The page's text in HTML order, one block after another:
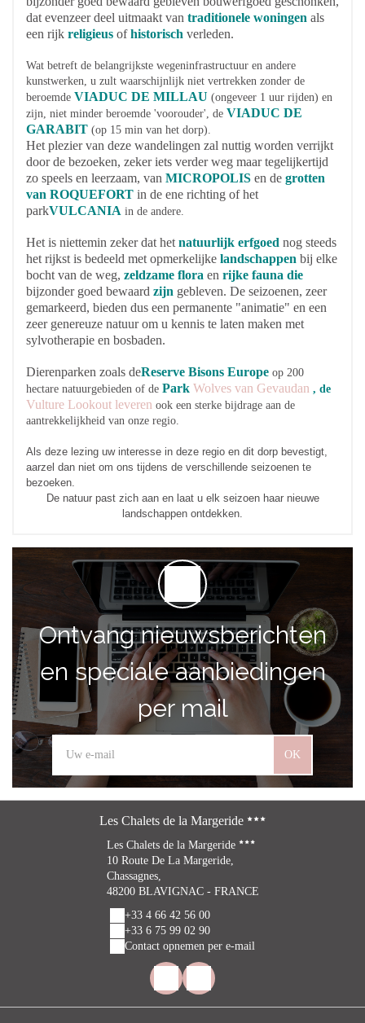
dat evenzeer deel uitmaakt van traditionele woningen als
een rijk religieus ofhistorisch verleden.
Wat betreft de belangrijkste wegeninfrastructuur en andere
kunstwerken, u zult waarschijnlijk niet vertrekken zonder de
beroemde VIADUC DE MILLAU (ongeveer 1 uur rijden) en
zijn, niet minder beroemde 'voorouder', de VIADUC DE
GARABIT (op 15 min van het dorp).
Het plezier van deze wandelingen zal nuttig worden verrijkt
door de bezoeken, zeker iets verder weg maar tegelijkertijd
zo speels en leerzaam, van MICROPOLIS en de grotten
van ROQUEFORT in de ene richting of het
parkVULCANIA in de andere.
Het is niettemin zeker dat het natuurlijk erfgoed nog steeds
het rijkst is bedeeld met opmerkelijke landschappen bij elke
bocht van de weg, zeldzame flora en rijke fauna die
bijzonder goed bewaard zijn gebleven. De seizoenen, zeer
gemarkeerd, bieden dus een permanente "animatie" en een
zeer genereuze natuur om u kennis te laten maken met
sylvotherapie en bosbaden.
Dierenparken zoals deReserve Bisons Europe op 200
hectare natuurgebieden of de Park Wolves van Gevaudan , de
Vulture Lookout leveren ook een sterke bijdrage aan de
aantrekkelijkheid van onze regio.
Als deze lezing uw interesse in deze regio en dit dorp bevestigt,
aarzel dan niet om ons tijdens de verschillende seizoenen te
bezoeken.
De natuur past zich aan en laat u elk seizoen haar nieuwe
landschappen ontdekken.
Ontvang nieuwsberichten
en speciale aanbiedingen
per mail
OK
Les Chalets de la Margeride
Les Chalets de la Margeride
10 Route De La Margeride,
Chassagnes,
48200 BLAVIGNAC - FRANCE
+33 4 66 42 56 00
+33 6 75 99 02 90
Contact opnemen per e-mail